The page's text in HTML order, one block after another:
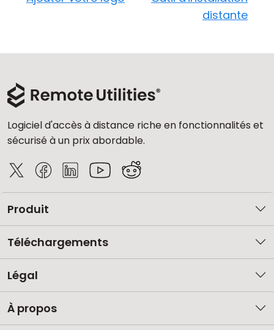
distante
Logiciel d'accès à distance riche en fonctionnalités et
sécurisé à un prix abordable.
Produit
Téléchargements
Légal
À propos